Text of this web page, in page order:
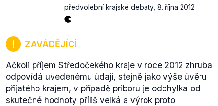
předvolební krajské debaty, 8. října 2012
ZAVÁDĚJÍCÍ
Ačkoli příjem Středočekého kraje v roce 2012 zhruba
odpovídá uvedenému údaji, stejně jako výše úvěru
přijatého krajem, v případě priboru je odchylka od
skutečné hodnoty příliš velká a výrok proto